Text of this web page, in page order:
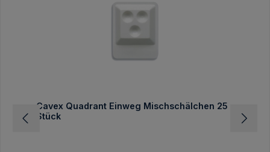
Cavex Quadrant Einweg Mischschälchen 25
Stück